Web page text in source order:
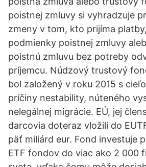
poistnej zmluvy si vyhradzuje
zmeny v tom, kto prijíma
podmienky poistnej zmluvy
poistnú zmluvu bez potreby
príjemcu. Núdzový trustový
bol založený v roku 2015 s
príčiny nestability, núteného
nelegálnej migrácie. EÚ, jej
darcovia doteraz vložili do
päť miliárd eur. Fond investuje
ETF fondov do viac ako 2 000